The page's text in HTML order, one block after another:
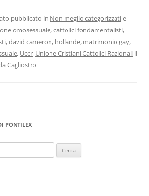
pubblicato in Non meglio categorizzatie
omosessuale,cattolici fondamentalisti,
,david cameron, hollande, matrimonio gay,
, Uccr, Unione Cristiani Cattolici Razionali il
Cagliostro
PONTILEX